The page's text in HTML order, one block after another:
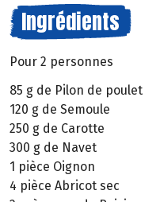
Ingrédients
Pour 2 personnes
85 g de Pilon de poulet
120 g de Semoule
250 g de Carotte
300 g de Navet
1 pièce Oignon
4 pièce Abricot sec